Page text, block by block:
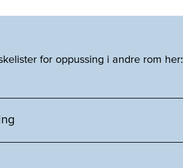
for oppussing i andre rom her: